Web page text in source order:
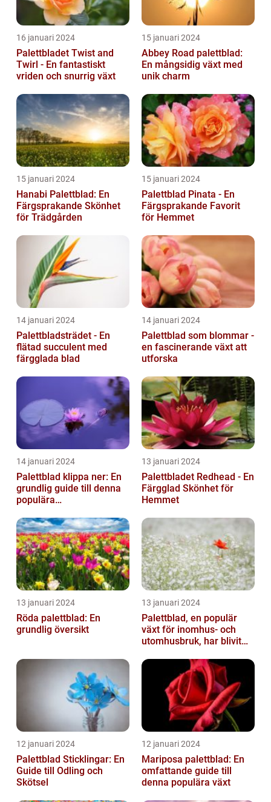
16 januari 2024
Palettbladet Twist and
Twirl - En fantastiskt
vriden och snurrig växt
15 januari 2024
Abbey Road palettblad:
En mångsidig växt med
unik charm
15 januari 2024
Hanabi Palettblad: En
Färgsprakande Skönhet
för Trädgården
15 januari 2024
Palettblad Pinata - En
Färgsprakande Favorit
för Hemmet
14 januari 2024
Palettbladsträdet - En
flätad succulent med
färgglada blad
14 januari 2024
Palettblad som blommar -
en fascinerande växt att
utforska
14 januari 2024
Palettblad klippa ner: En
grundlig guide till denna
populära
13 januari 2024
Palettbladet Redhead - En
Färgglad Skönhet för
Hemmet
13 januari 2024
Röda palettblad: En
grundlig översikt
13 januari 2024
Palettblad, en populär
växt för inomhus- och
utomhusbruk, har blivit
trädg...
12 januari 2024
Palettblad Sticklingar: En
Guide till Odling och
Skötsel
12 januari 2024
Mariposa palettblad: En
omfattande guide till
denna populära växt